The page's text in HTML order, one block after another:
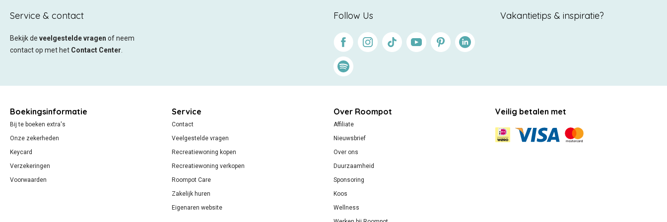
Service & contact
Bekijk de veelgestelde vragen of neem
contact op met het Contact Center
Follow Us
FacebookInstagram
Tiktok YoutubePinterestLinkedin
Spotify
Vakantietips & inspiratie?
Boekingsinformatie
Bij te boeken extra's
Onze zekerheden
Keycard
Verzekeringen
Voorwaarden
Service
Contact
Veelgestelde vragen
Recreatiewoning kopen
Recreatiewoning verkopen
Roompot Care
Zakelijk huren
Eigenaren website
Over Roompot
Affiliate
Nieuwsbrief
Over ons
Duurzaamheid
Sponsoring
Koos
Wellness
Veilig betalen met